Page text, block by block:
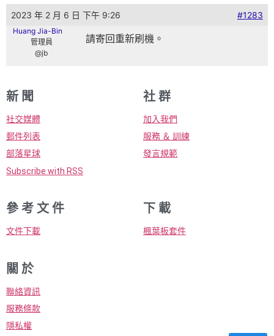
2023 年 2 月 6 日 下午 9:26 #1283
Huang Jia-Bin
管理員
@jb
請寄回重新刷機。
新 聞
社交媒體
郵件列表
部落星球
Subscribe with RSS
社 群
加入我們
服務 ＆ 訓練
發言規範
參 考 文 件
文件下載
下 載
楓葉板套件
關 於
聯絡資訊
服務條款
隱私權